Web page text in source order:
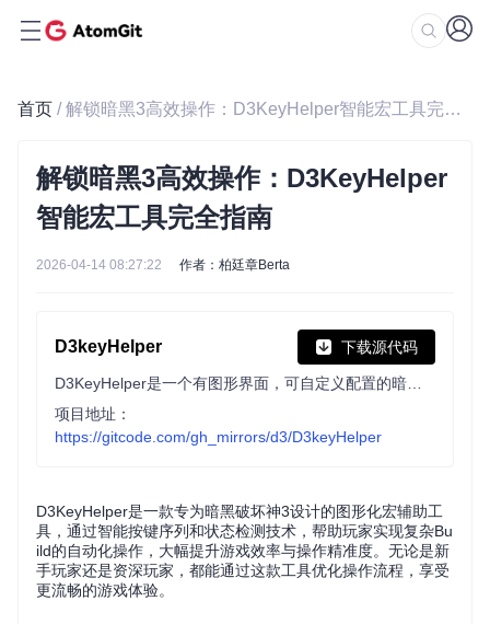
首页 / 解锁暗黑3高效操作：D3KeyHelper智能宏工具完全指南
解锁暗黑3高效操作：D3KeyHelper
智能宏工具完全指南
2026-04-14 08:27:22 作者：柏廷章Berta
D3keyHelper 下载源代码
项目地址：
https://gitcode.com/gh_mirrors/d3/D3keyHelper
D3KeyHelper是一款专为暗黑破坏神3设计的图形化宏辅助工
具，通过智能按键序列和状态检测技术，帮助玩家实现复杂Bu
ild的自动化操作，大幅提升游戏效率与操作精准度。无论是新
手玩家还是资深玩家，都能通过这款工具优化操作流程，享受
更流畅的游戏体验。